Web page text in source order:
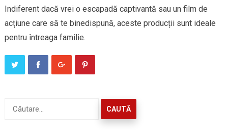
Indiferent dacă vrei o escapadă captivantă sau un film de
acțiune care să te binedispună, aceste producții sunt ideale
pentru întreaga familie.
după: